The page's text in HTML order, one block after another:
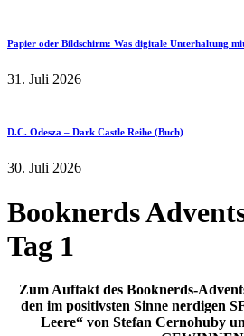
Papier oder Bildschirm: Was digitale Unterhaltung
31. Juli 2026
D.C. Odesza – Dark Castle Reihe (Buch)
30. Juli 2026
Booknerds
Tag 1
Zum Auftakt des Booknerds-
den im positivsten Sinne nerdigen
Leere“ von Stefan Cernohuby